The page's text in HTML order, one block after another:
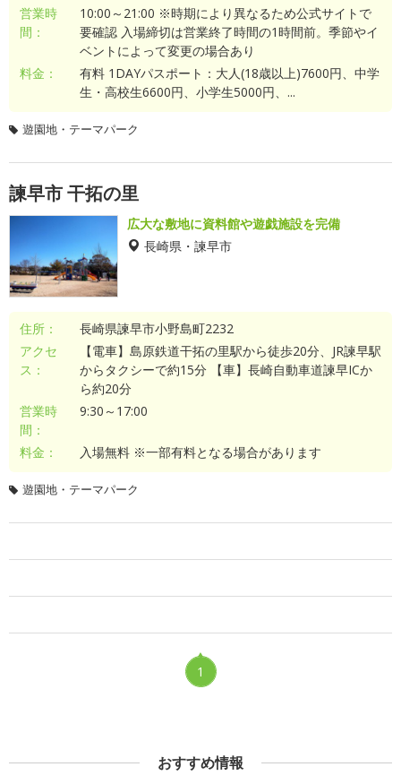
営業時
間：
10:00～21:00 ※時期により異なるため公式サイトで
要確認 入場締切は営業終了時間の1時間前。季節やイ
ベントによって変更の場合あり
料金：
有料 1DAYパスポート：大人(18歳以上)7600円、中学
生・高校生6600円、小学生5000円、...
遊園地・テーマパーク
諫早市 干拓の里
広大な敷地に資料館や遊戯施設を完備
長崎県・諫早市
住所：
長崎県諫早市小野島町2232
アクセ
ス：
【電車】島原鉄道干拓の里駅から徒歩20分、JR諫早駅
からタクシーで約15分 【車】長崎自動車道諫早ICか
ら約20分
営業時
間：
9:30～17:00
料金： 入場無料 ※一部有料となる場合があります
遊園地・テーマパーク
1
おすすめ情報